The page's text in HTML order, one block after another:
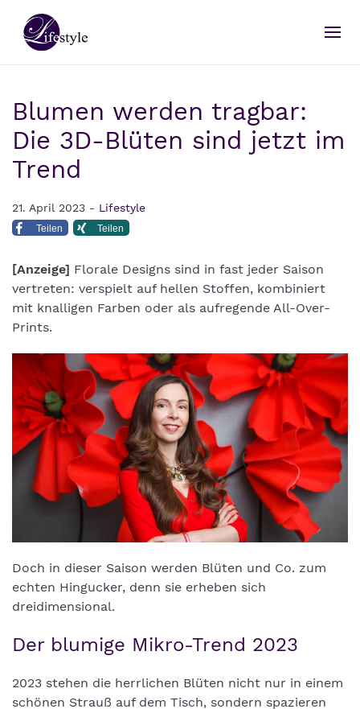
Blumen werden tragbar:
Die 3D-Blüten sind jetzt im
Trend
21. April 2023 - Lifestyle
Teilen Teilen
[Anzeige] Florale Designs sind in fast jeder Saison
vertreten: verspielt auf hellen Stoffen, kombiniert
mit knalligen Farben oder als aufregende All-Over-
Prints.
Doch in dieser Saison werden Blüten und Co. zum
echten Hingucker, denn sie erheben sich
dreidimensional.
Der blumige Mikro-Trend 2023
2023 stehen die herrlichen Blüten nicht nur in einem
schönen Strauß auf dem Tisch, sondern spazieren